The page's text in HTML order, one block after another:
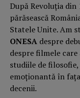
După Revoluția din
părăsească
Statele Unite. Am
ONESA despre
despre filmele
studiile de
emoționantă în
decenii.